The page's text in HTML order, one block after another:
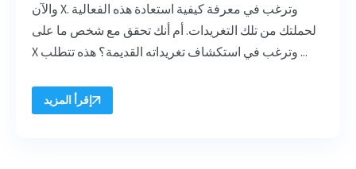
والآن X. وترغب في معرفة كيفية استعادة هذه الفعالية
لحملتك من تلك التغريدات. أم أنك تحقق مع شخص ما على
X وترغب في استكشاف تغريداته القديمة؟ هذه تتطلب ...
إقرأ المزيد